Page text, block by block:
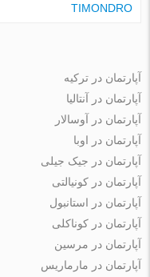
TIMONDRO
آپارتمان در ترکیه
آپارتمان در آنتالیا
آپارتمان در آوسالار
آپارتمان در اوبا
آپارتمان در جیک جیلی
آپارتمان در کونیالتی
آپارتمان در استانبول
آپارتمان در کوناکلی
آپارتمان در مرسین
آپارتمان در مارماریس